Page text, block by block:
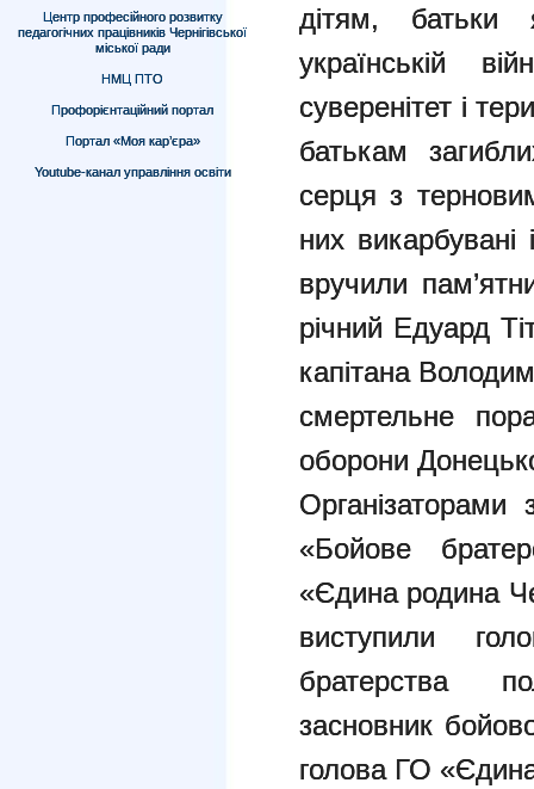
Центр професійного розвитку
педагогічних працівників Чернігівської
міської ради
НМЦ ПТО
Профорієнтаційний портал
Портал «Моя кар’єра»
Youtube-канал управління освіти
дітям, батьки
українській
суверенітет і
батькам
серця з
них
вручили
річний Едуард
капітана
смертельне
оборони
Організаторами
«Бойове
«Єдина родина
виступили
братерства
засновник
голова ГО